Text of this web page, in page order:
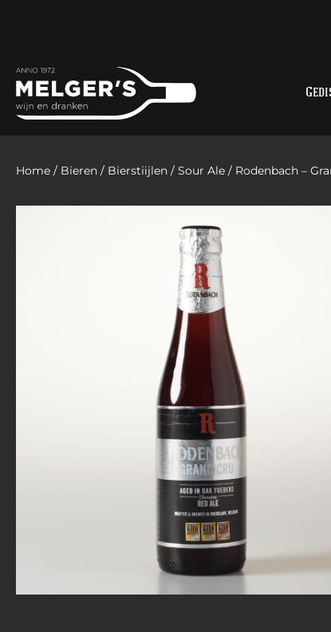
Home / Bieren / Bierstiijlen / Sour Ale / Rodenbach –